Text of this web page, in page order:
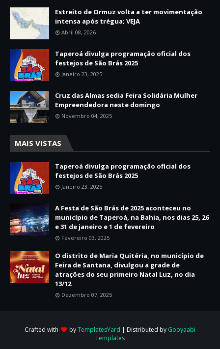
Estreito de Ormuz volta a ter movimentação
intensa após trégua; VEJA
Abril 08, 2026
Taperoá divulga programação oficial dos
festejos de São Brás 2025
Janeiro 23, 2025
Cruz das Almas sedia Feira Solidária Mulher
Empreendedora neste domingo
Novembro 04, 2025
MAIS VISTAS
Taperoá divulga programação oficial dos
festejos de São Brás 2025
Janeiro 23, 2025
A Festa de São Brás de 2025 aconteceu no
município de Taperoá, na Bahia, nos dias 25, 26
e 31 de janeiro e 1 de fevereiro
Fevereiro 03, 2025
O distrito de Maria Quitéria, no município de
Feira de Santana, divulgou a grade de
atrações do seu primeiro Natal Luz, no dia
13/12
Dezembro 07, 2025
Crafted with byTemplatesYard | Distributed by Gooyaabi
Templates